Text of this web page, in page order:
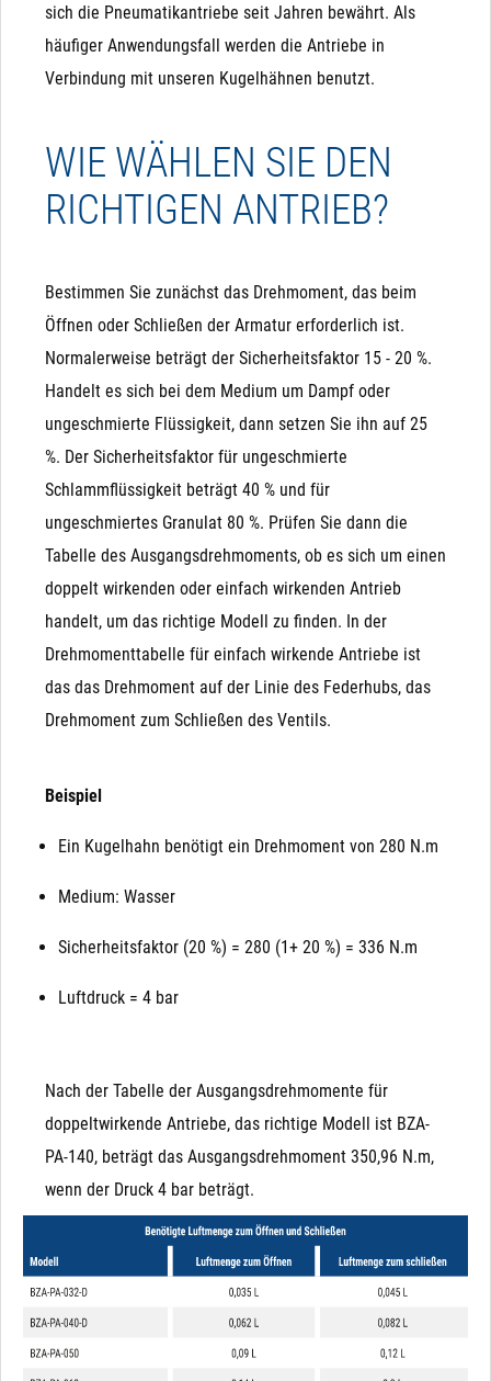
sich die Pneumatikantriebe seit Jahren bewährt. Als
häufiger Anwendungsfall werden die Antriebe in
Verbindung mit unseren Kugelhähnen benutzt.
WIE WÄHLEN SIE DEN
RICHTIGEN ANTRIEB?
Bestimmen Sie zunächst das Drehmoment, das beim
Öffnen oder Schließen der Armatur erforderlich ist.
Normalerweise beträgt der Sicherheitsfaktor 15 - 20 %.
Handelt es sich bei dem Medium um Dampf oder
ungeschmierte Flüssigkeit, dann setzen Sie ihn auf 25
%. Der Sicherheitsfaktor für ungeschmierte
Schlammflüssigkeit beträgt 40 % und für
ungeschmiertes Granulat 80 %. Prüfen Sie dann die
Tabelle des Ausgangsdrehmoments, ob es sich um einen
doppelt wirkenden oder einfach wirkenden Antrieb
handelt, um das richtige Modell zu finden. In der
Drehmomenttabelle für einfach wirkende Antriebe ist
das das Drehmoment auf der Linie des Federhubs, das
Drehmoment zum Schließen des Ventils.
Beispiel
Ein Kugelhahn benötigt ein Drehmoment von 280 N.m
Medium: Wasser
Sicherheitsfaktor (20 %) = 280 (1+ 20 %) = 336 N.m
Luftdruck = 4 bar
Nach der Tabelle der Ausgangsdrehmomente für
doppeltwirkende Antriebe, das richtige Modell ist BZA-
PA-140, beträgt das Ausgangsdrehmoment 350,96 N.m,
wenn der Druck 4 bar beträgt.